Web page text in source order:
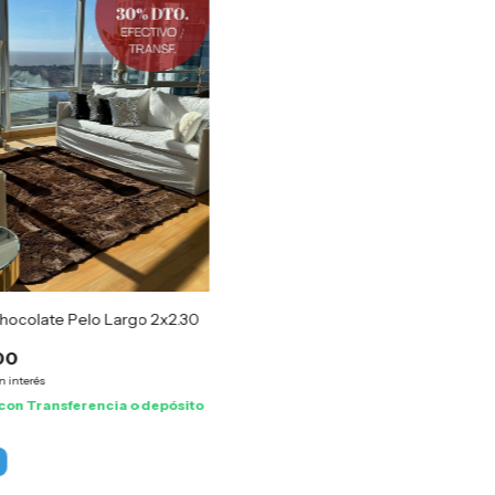
Pelo Largo 2x2.30
interés
Transferencia o depósito